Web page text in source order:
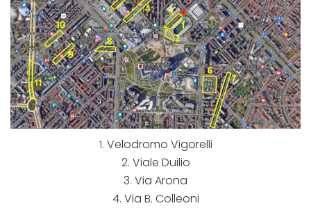
1. Velodromo Vigorelli
2. Viale Duilio
3. Via Arona
4. Via B. Colleoni